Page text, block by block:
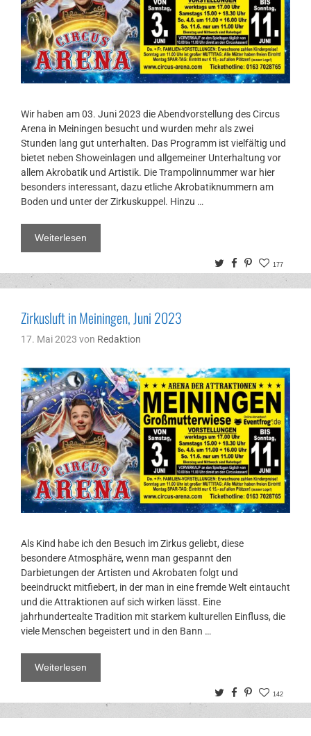
Wir haben am 03. Juni 2023 die Abendvorstellung des Circus
Arena in Meiningen besucht und wurden mehr als zwei
Stunden lang gut unterhalten. Das Programm ist vielfältig und
bietet neben Showeinlagen und allgemeiner Unterhaltung vor
allem Akrobatik und Artistik. Die Trampolinnummer war hier
besonders interessant, dazu etliche Akrobatiknummern am
Boden und unter der Zirkuskuppel. Hinzu …
Weiterlesen
TwitterFacebook
Pinterest
177
Zirkusluft in Meiningen, Juni 2023
17. Mai 2023 von Redaktion
Als Kind habe ich den Besuch im Zirkus geliebt, diese
besondere Atmosphäre, wenn man gespannt den
Darbietungen der Artisten und Akrobaten folgt und
beeindruckt mitfiebert, in der man in eine fremde Welt eintaucht
und die Attraktionen auf sich wirken lässt. Eine
jahrhundertealte Tradition mit starkem kulturellen Einfluss, die
viele Menschen begeistert und in den Bann …
Weiterlesen
TwitterFacebook
Pinterest
142